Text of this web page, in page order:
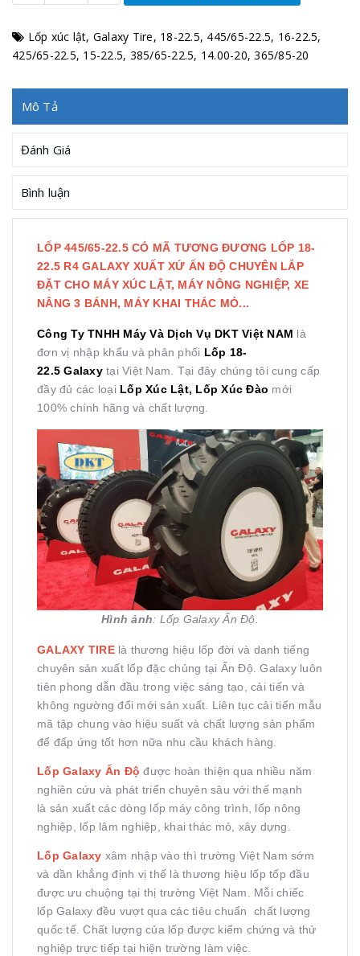
Lốp xúc lật, Galaxy Tire, 18-22.5, 445/65-22.5, 16-22.5,
425/65-22.5, 15-22.5, 385/65-22.5, 14.00-20, 365/85-20
Mô Tả
Đánh Giá
Bình luận
LỐP 445/65-22.5 CÓ MÃ TƯƠNG ĐƯƠNG LỐP 18-
22.5 R4 GALAXY XUẤT XỨ ẤN ĐỘ CHUYÊN LẮP
ĐẶT CHO MÁY XÚC LẬT, MÁY NÔNG NGHIỆP, XE
NÂNG 3 BÁNH, MÁY KHAI THÁC MỎ...
Công Ty TNHH Máy Và Dịch Vụ DKT Việt NAM là
đơn vị nhập khẩu và phân phối Lốp 18-
22.5 Galaxytại Việt Nam. Tại đây chúng tôi cung cấp
đầy đủ các loại Lốp Xúc Lật, Lốp Xúc Đào mới
100% chính hãng và chất lượng.
Hình ảnh: Lốp Galaxy Ấn Độ.
GALAXY TIRE là thương hiệu lốp đời và danh tiếng
chuyên sản xuất lốp đặc chủng tại Ấn Độ. Galaxy luôn
tiên phong dẫn đầu trong việc sáng tạo, cải tiến và
không ngường đổi mới sản xuất. Liên tục cải tiến mẫu
mã tập chung vào hiệu suất và chất lượng sản phẩm
để đấp ứng tốt hơn nữa nhu cầu khách hàng.
Lốp Galaxy Ấn Độ được hoàn thiện qua nhiều năm
nghiên cứu và phát triển chuyên sâu với thế mạnh
là sản xuất các dòng lốp máy công trình, lốp nông
nghiệp, lốp lâm nghiệp, khai thác mỏ, xây dựng.
Lốp Galaxy xâm nhập vào thì trường Việt Nam sớm
và dần khẳng định vị thế là thương hiệu lốp tốp đầu
được ưu chuộng tại thị trường Việt Nam. Mỗi chiếc
lốp Galaxy đều vượt qua các tiêu chuẩn chất lượng
quốc tế. Chất lượng của lốp được kiểm chứng và thử
nghiệp trực tiếp tại hiện trường làm việc.